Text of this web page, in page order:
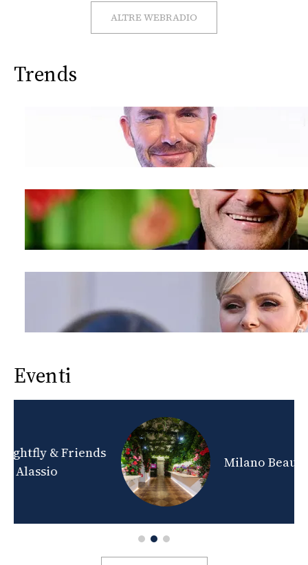
CONSIGLIA
ALTRE WEBRADIO
Trends
Eventi
Milano Beauty Week 2026